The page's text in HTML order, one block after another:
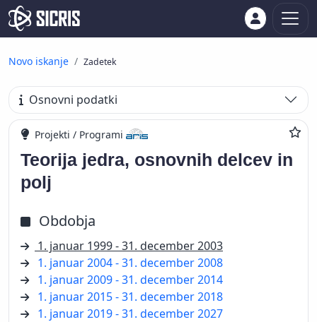
Novo iskanje Zadetek
Osnovni podatki
Projekti / Programi
Teorija jedra, osnovnih delcev in
polj
Obdobja
1. januar 1999 - 31. december 2003
1. januar 2004 - 31. december 2008
1. januar 2009 - 31. december 2014
1. januar 2015 - 31. december 2018
1. januar 2019 - 31. december 2027